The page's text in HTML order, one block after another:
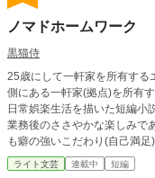
ノマドホームワーク
黒猫侍
25歳にして一軒家を所有する
側にある一軒家(拠点)を所有
日常娯楽生活を描いた短編小
業務後のささやかな楽しみで
も癖の強いこだわり(自己満
ライト文芸 連載中 短編